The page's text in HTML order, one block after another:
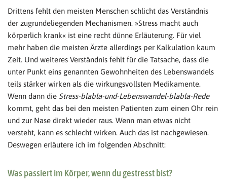
Drittens fehlt den meisten Menschen schlicht das Verständnis
der zugrundeliegenden Mechanismen. »Stress macht auch
körperlich krank« ist eine recht dünne Erläuterung. Für viel
mehr haben die meisten Ärzte allerdings per Kalkulation kaum
Zeit. Und weiteres Verständnis fehlt für die Tatsache, dass die
unter Punkt eins genannten Gewohnheiten des Lebenswandels
teils stärker wirken als die wirkungsvollsten Medikamente.
Wenn dann die Stress-blabla-und-Lebenswandel-blabla-Rede
kommt, geht das bei den meisten Patienten zum einen Ohr rein
und zur Nase direkt wieder raus. Wenn man etwas nicht
versteht, kann es schlecht wirken. Auch das ist nachgewiesen.
Deswegen erläutere ich im folgenden Abschnitt:
Was passiert im Körper, wenn du gestresst bist?